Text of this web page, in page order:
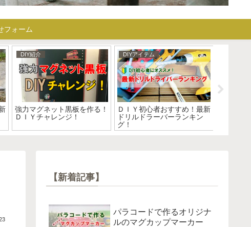
フォーム
DIY紹介
強力マグネット黒板を作る！
ＤＩＹチャレンジ！
DIYアイテム
ＤＩＹ初心者おすすめ！最新
ドリルドラーバーランキン
グ！
【新着記事】
パラコードで作るオリジナ
ルのマグカップマーカー